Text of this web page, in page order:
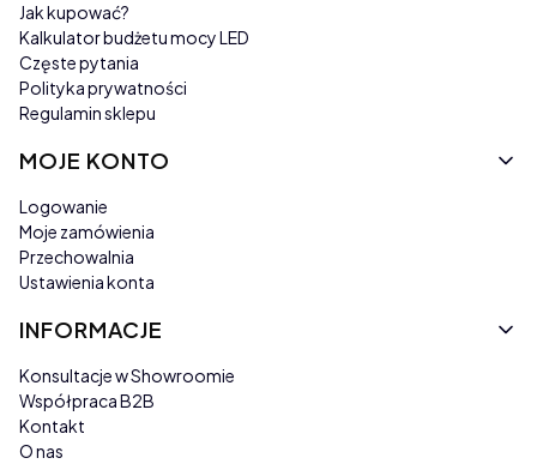
Jak kupować?
Kalkulator budżetu mocy LED
Częste pytania
Polityka prywatności
Regulamin sklepu
MOJE KONTO
Logowanie
Moje zamówienia
Przechowalnia
Ustawienia konta
INFORMACJE
Konsultacje w Showroomie
Współpraca B2B
Kontakt
O nas